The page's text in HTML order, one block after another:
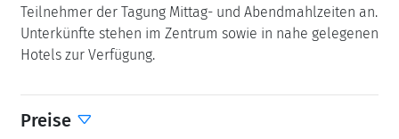
Teilnehmer der Tagung Mittag- und Abendmahlzeiten an.
Unterkünfte stehen im Zentrum sowie in nahe gelegenen
Hotels zur Verfügung.
Preise